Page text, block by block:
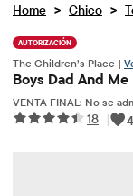
Home > Chico >
AUTORIZACIÓN
The Children’s Place |
Boys Dad And
VENTA FINAL: No se
18 |